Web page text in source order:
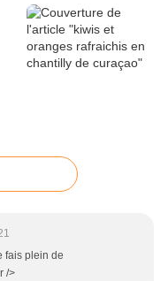
fais plein de
/>